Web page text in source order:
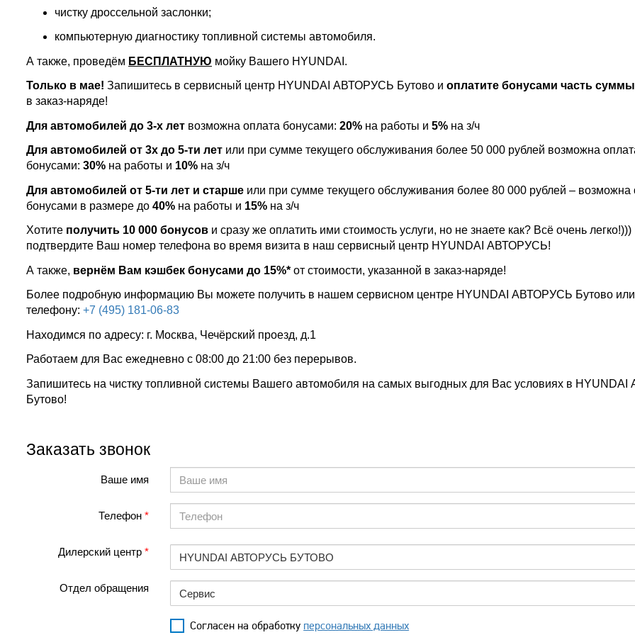
чистку дроссельной заслонки;
компьютерную диагностику топливной системы автомобиля.
А также, проведём БЕСПЛАТНУЮ мойку Вашего HYUNDAI.
Только в мае! Запишитесь в сервисный центр HYUNDAI АВТОРУСЬ Бутово и оплатите бонусами часть суммы
в заказ-наряде!
Для автомобилей до 3-х лет возможна оплата бонусами: 20% на работы и 5% на з/ч
Для автомобилей от 3х до 5-ти лет или при сумме текущего обслуживания более 50 000 рублей возможна
бонусами: 30% на работы и 10% на з/ч
Для автомобилей от 5-ти лет и старше или при сумме текущего обслуживания более 80 000 рублей – возможна
бонусами в размере до 40% на работы и 15% на з/ч
Хотите получить 10 000 бонусов и сразу же оплатить ими стоимость услуги, но не знаете как? Всё очень
подтвердите Ваш номер телефона во время визита в наш сервисный центр HYUNDAI АВТОРУСЬ!
А также, вернём Вам кэшбек бонусами до 15%* от стоимости, указанной в заказ-наряде!
Более подробную информацию Вы можете получить в нашем сервисном центре HYUNDAI АВТОРУСЬ Бутово
телефону: +7 (495) 181-06-83
Находимся по адресу: г. Москва, Чечёрский проезд, д.1
Работаем для Вас ежедневно с 08:00 до 21:00 без перерывов.
Запишитесь на чистку топливной системы Вашего автомобиля на самых выгодных для Вас условиях в
Бутово!
Заказать звонок
Ваше имя
Телефон
Дилерский центр HYUNDAI АВТОРУСЬ БУТОВО
Отдел обращения Сервис
Согласен на обработку персональных данных